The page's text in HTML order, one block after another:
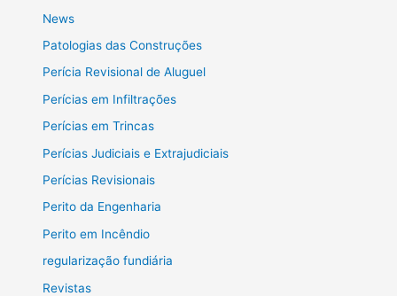
News
Patologias das Construções
Perícia Revisional de Aluguel
Perícias em Infiltrações
Perícias em Trincas
Perícias Judiciais e Extrajudiciais
Perícias Revisionais
Perito da Engenharia
Perito em Incêndio
regularização fundiária
Revistas